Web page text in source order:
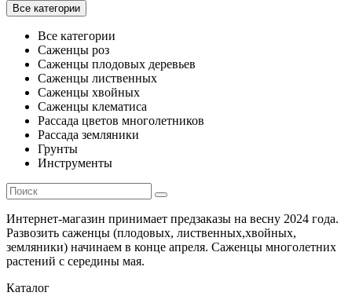
Все категории
Все категории
Саженцы роз
Саженцы плодовых деревьев
Саженцы лиственных
Саженцы хвойных
Саженцы клематиса
Рассада цветов многолетников
Рассада земляники
Грунты
Инструменты
Интернет-магазин принимает предзаказы на весну 2024 года.
Развозить саженцы (плодовых, лиственных,хвойных,
земляники) начинаем в конце апреля. Саженцы многолетних
растений с середины мая.
Каталог